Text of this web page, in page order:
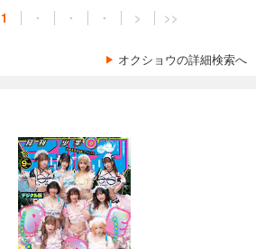
1 ・ ・ ・ > >>
オクショウの詳細検索へ